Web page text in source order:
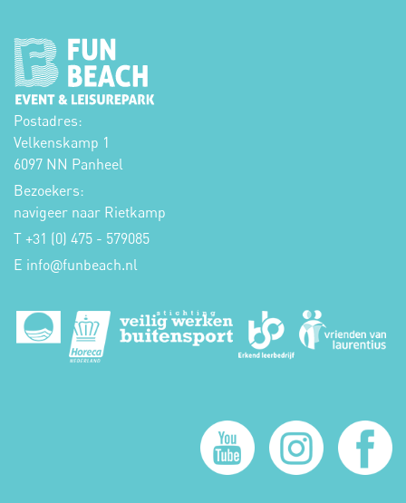
Postadres:
Velkenskamp 1
6097 NN Panheel
Bezoekers:
navigeer naar Rietkamp
T +31 (0) 475 - 579085
E info@funbeach.nl